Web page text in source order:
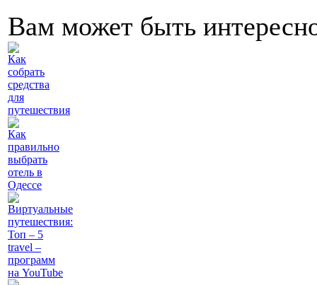
Вам может быть
Как
собрать
средства
для
путешествия
Как
правильно
выбрать
отель в
Одессе
Виртуальные
путешествия:
Топ – 5
travel –
программ
на YouTube